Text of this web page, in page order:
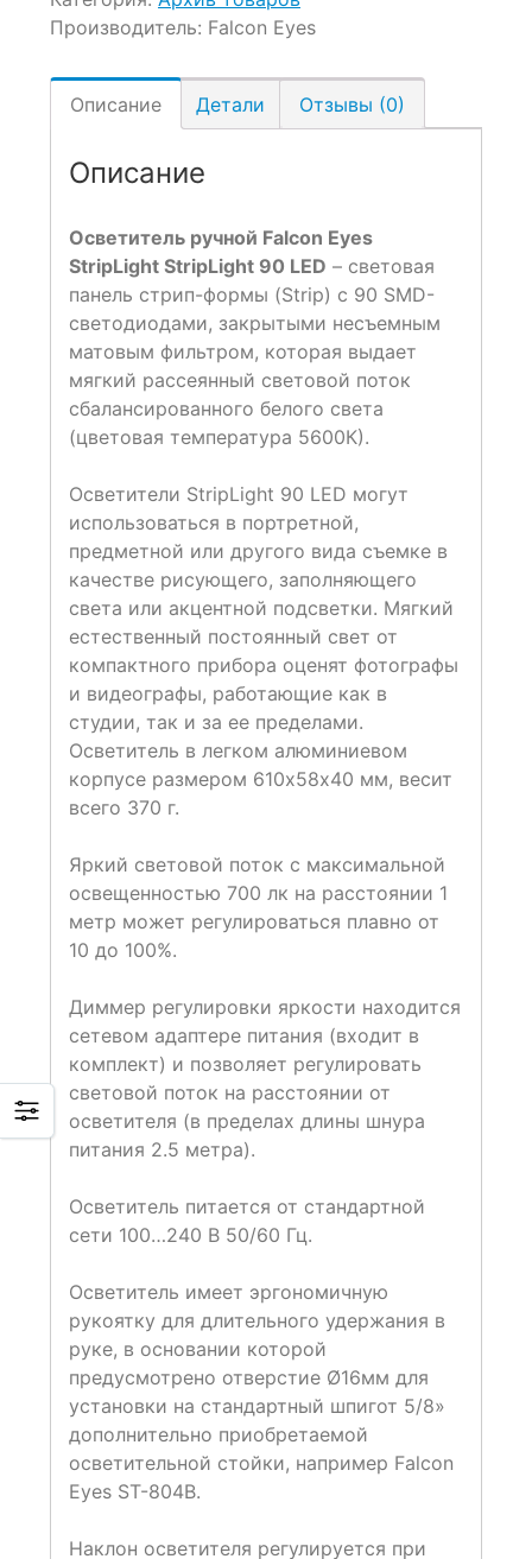
Производитель: Falcon Eyes
Описание Детали Отзывы (0)
Описание
Осветитель ручной Falcon Eyes
StripLight StripLight 90 LED – световая
панель стрип-формы (Strip) с 90 SMD-
светодиодами, закрытыми несъемным
матовым фильтром, которая выдает
мягкий рассеянный световой поток
сбалансированного белого света
(цветовая температура 5600К).
Осветители StripLight 90 LED могут
использоваться в портретной,
предметной или другого вида съемке в
качестве рисующего, заполняющего
света или акцентной подсветки. Мягкий
естественный постоянный свет от
компактного прибора оценят фотографы
и видеографы, работающие как в
студии, так и за ее пределами.
Осветитель в легком алюминиевом
корпусе размером 610х58х40 мм, весит
всего 370 г.
Яркий световой поток с максимальной
освещенностью 700 лк на расстоянии 1
метр может регулироваться плавно от
10 до 100%.
Диммер регулировки яркости находится
сетевом адаптере питания (входит в
комплект) и позволяет регулировать
световой поток на расстоянии от
осветителя (в пределах длины шнура
питания 2.5 метра).
Осветитель питается от стандартной
сети 100…240 В 50/60 Гц.
Осветитель имеет эргономичную
рукоятку для длительного удержания в
руке, в основании которой
предусмотрено отверстие Ø16мм для
установки на стандартный шпигот 5/8»
дополнительно приобретаемой
осветительной стойки, например Falcon
Eyes ST-804B.
Наклон осветителя регулируется при